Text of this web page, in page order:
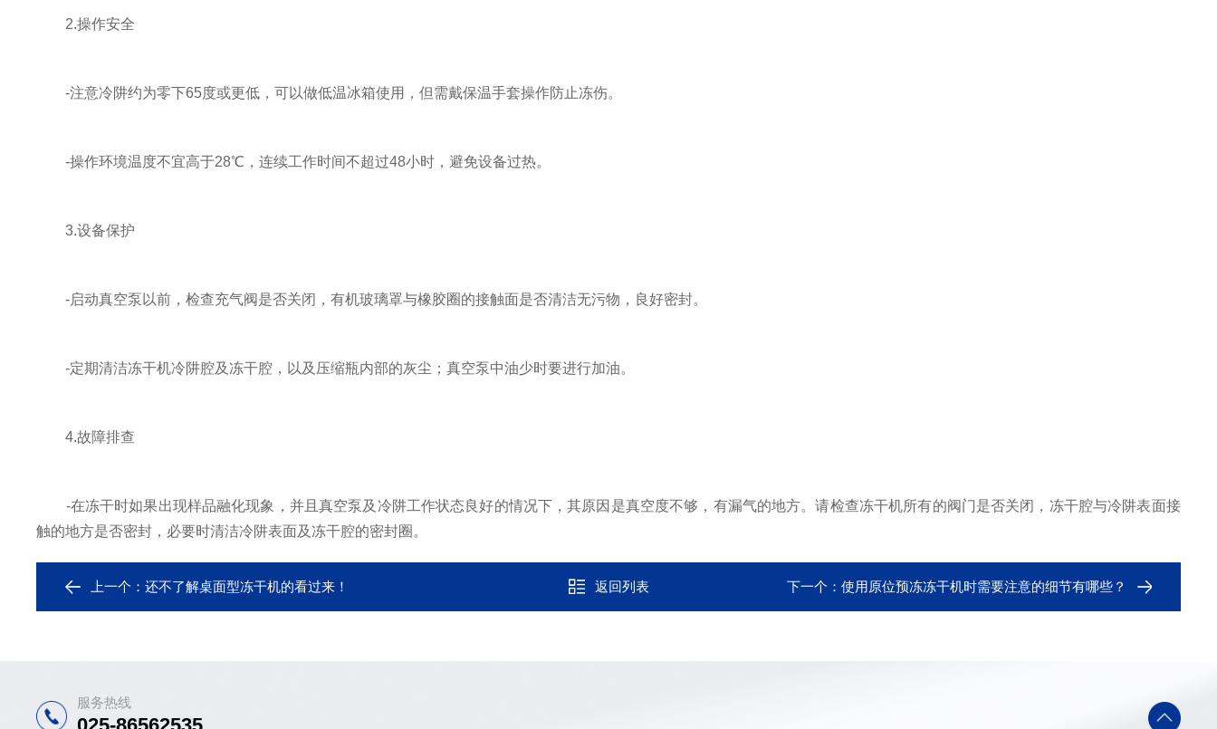
2.操作安全
-注意冷阱约为零下65度或更低，可以做低温冰箱使用，但需戴保温手套操作防止冻伤。
-操作环境温度不宜高于28℃，连续工作时间不超过48小时，避免设备过热。
3.设备保护
-启动真空泵以前，检查充气阀是否关闭，有机玻璃罩与橡胶圈的接触面是否清洁无污物，良好密封。
-定期清洁冻干机冷阱腔及冻干腔，以及压缩瓶内部的灰尘；真空泵中油少时要进行加油。
4.故障排查
-在冻干时如果出现样品融化现象，并且真空泵及冷阱工作状态良好的情况下，其原因是真空度不够，有漏气的地方。请检查冻干机所有的阀门是否关闭，冻干腔与冷阱表面接
触的地方是否密封，必要时清洁冷阱表面及冻干腔的密封圈。
上一个：还不了解桌面型冻干机的看过来！ 返回列表 下一个： 使用原位预冻冻干机时需要注意的细节有哪些？
服务热线